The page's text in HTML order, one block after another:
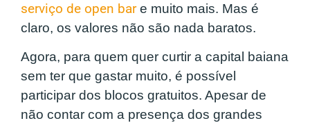
serviço de open bare muito mais. Mas é
claro, os valores não são nada baratos.
Agora, para quem quer curtir a capital baiana
sem ter que gastar muito, é possível
participar dos blocos gratuitos. Apesar de
não contar com a presença dos grandes